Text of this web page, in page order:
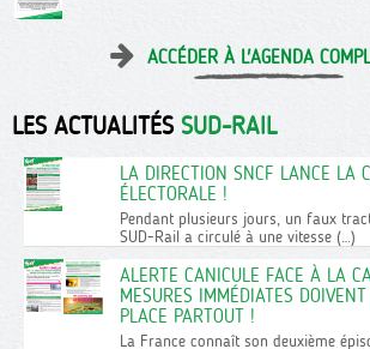
ACCÉDER À L'AGENDA
LES ACTUALITÉS SUD-RAIL
LA DIRECTION SNCF LANCE LA
ÉLECTORALE !
Pendant plusieurs jours, un faux
SUD-Rail a circulé à une vitesse (…)
ALERTE CANICULE FACE À LA
MESURES IMMÉDIATES
PLACE PARTOUT !
La France connaît son deuxième